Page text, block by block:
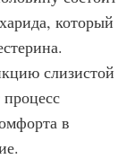
который
слизистой
в